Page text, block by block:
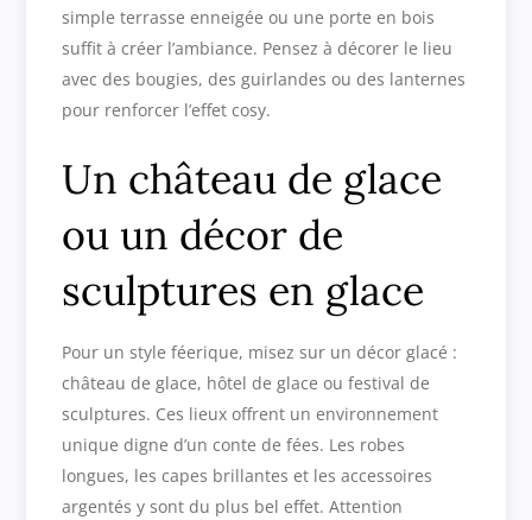
simple terrasse enneigée ou une porte en bois
suffit à créer l’ambiance. Pensez à décorer le lieu
avec des bougies, des guirlandes ou des lanternes
pour renforcer l’effet cosy.
Un château de glace
ou un décor de
sculptures en glace
Pour un style féerique, misez sur un décor glacé :
château de glace, hôtel de glace ou festival de
sculptures. Ces lieux offrent un environnement
unique digne d’un conte de fées. Les robes
longues, les capes brillantes et les accessoires
argentés y sont du plus bel effet. Attention